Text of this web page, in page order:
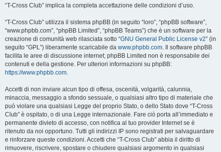
“T-Cross Club” implica la completa accettazione delle condizioni d’uso.
“T-Cross Club” utilizza il sistema phpBB (in seguito “loro”, “phpBB software”,
“www.phpbb.com”, “phpBB Limited”, “phpBB Teams”) che è un software per la
creazione di comunità web rilasciata sotto “GNU General Public License v2” (in
seguito “GPL”) liberamente scaricabile da www.phpbb.com. Il software phpBB
facilita le aree di discussione internet; phpBB Limited non è responsabile dei
contenuti e della gestione. Per ulteriori informazioni su phpBB:
https://www.phpbb.com.
Accetti di non inviare alcun tipo di offesa, oscenità, volgarità, calunnia,
minaccia, messaggio a sfondo sessuale, o qualsiasi altro tipo di materiale che
può violare una qualsiasi Legge del proprio Stato, o dello Stato dove “T-Cross
Club” è ospitato, o di una Legge internazionale. Fare ciò porta all’immediato e
permanente divieto di accesso, con notifica al tuo provider Internet se è
ritenuto da noi opportuno. Tutti gli indirizzi IP sono registrati per salvaguardare
e rinforzare queste condizioni. Accetti che “T-Cross Club” abbia il diritto di
rimuovere, riscrivere, spostare o chiudere qualsiasi argomento in qualsiasi